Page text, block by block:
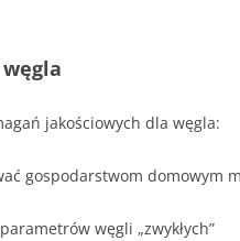
jakościowych dla węgla:
gospodarstwom domowym
węgli „zwykłych”